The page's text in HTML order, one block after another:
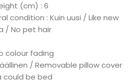
(cm) : 6
condition : Kuin uusi / Like new
/ No pet hair
colour fading
/ Removable pillow cover
could be bed